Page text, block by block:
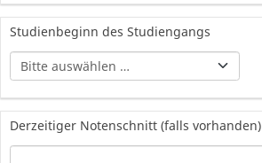
Studienbeginn des Studiengangs
Derzeitiger Notenschnitt (falls vorhanden)